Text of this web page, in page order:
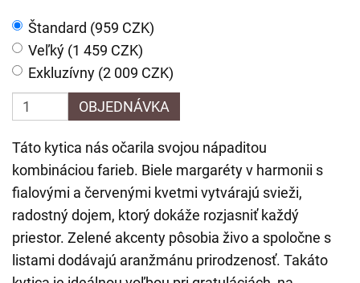
Štandard (959 CZK)
Veľký (1 459 CZK)
Exkluzívny (2 009 CZK)
OBJEDNÁVKA
Táto kytica nás očarila svojou nápaditou
kombináciou farieb. Biele margaréty v harmonii s
fialovými a červenými kvetmi vytvárajú svieži,
radostný dojem, ktorý dokáže rozjasniť každý
priestor. Zelené akcenty pôsobia živo a spoločne s
listami dodávajú aranžmánu prirodzenosť. Takáto